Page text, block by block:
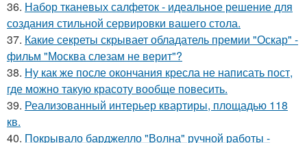
36. Набор тканевых салфеток - идеальное решение для
создания стильной сервировки вашего стола.
37. Какие секреты скрывает обладатель премии "Оскар" -
фильм "Москва слезам не верит"?
38. Ну как же после окончания кресла не написать пост,
где можно такую красоту вообще повесить.
39. Реализованный интерьер квартиры, площадью 118
кв.
40. Покрывало барджелло "Волна" ручной работы -